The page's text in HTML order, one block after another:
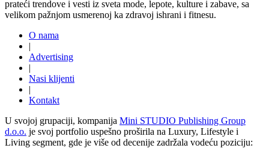
prateći trendove i vesti iz sveta mode, lepote, kulture i zabave, sa
velikom pažnjom usmerenoj ka zdravoj ishrani i fitnesu.
O nama
|
Advertising
|
Nasi klijenti
|
Kontakt
U svojoj grupaciji, kompanija Mini STUDIO Publishing Group
d.o.o. je svoj portfolio uspešno proširila na Luxury, Lifestyle i
Living segment, gde je više od decenije zadržala vodeću poziciju: